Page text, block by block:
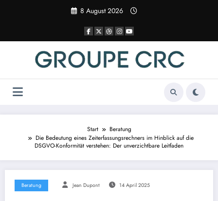
8 August 2026
Start
Beratung
Die Bedeutung eines Zeiterfassungsrechners im Hinblick auf die
DSGVO-Konformität verstehen: Der unverzichtbare Leitfaden
Beratung Jean Dupont 14 April 2025